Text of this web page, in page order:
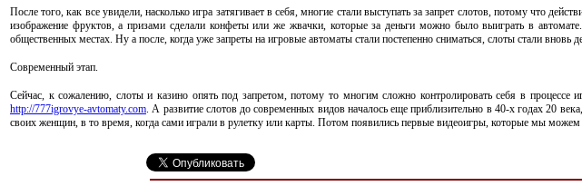
После того, как все увидели, насколько игра затягивает в себя, многие стали выступать за запрет слотов, потому что
изображение фруктов, а призами сделали конфеты или же жвачки, которые за деньги можно было выиграть в
общественных местах. Ну а после, когда уже запреты на игровые автоматы стали постепенно сниматься, слоты стали вновь
Современный этап.
Сейчас, к сожалению, слоты и казино опять под запретом, потому то многим сложно контролировать себя в
http://777igrovye-avtomaty.com. А развитие слотов до современных видов началось еще приблизительно в 40-х годах 20
своих женщин, в то время, когда сами играли в рулетку или карты. Потом появились первые видеоигры, которые мы